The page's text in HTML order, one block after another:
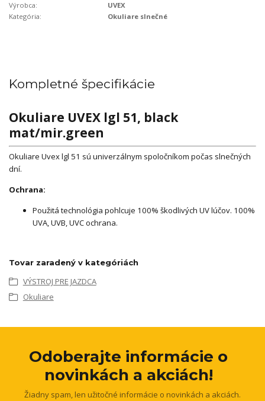
Výrobca:
UVEX
Kategória:
Okuliare slnečné
Kompletné špecifikácie
Okuliare UVEX lgl 51, black
mat/mir.green
Okuliare Uvex lgl 51 sú univerzálnym spoločníkom počas slnečných
dní.
Ochrana:
Použitá technológia pohlcuje 100% škodlivých UV lúčov. 100%
UVA, UVB, UVC ochrana.
Tovar zaradený v kategóriách
VÝSTROJ PRE JAZDCA
Okuliare
Odoberajte informácie o
novinkách a akciách!
Žiadny spam, len užitočné informácie o novinkách a akciách.